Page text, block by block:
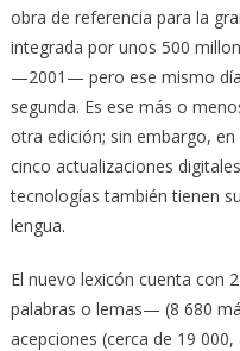
obra de referencia para la
integrada por unos 500
—2001— pero ese mismo
segunda. Es ese más o
otra edición; sin embargo,
cinco actualizaciones
tecnologías también tienen
lengua.
El nuevo lexicón cuenta con
palabras o lemas— (8 680
acepciones (cerca de 19